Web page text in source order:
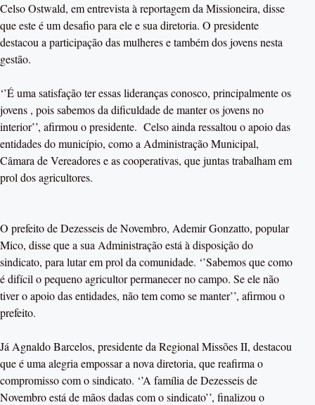
Celso Ostwald, em entrevista à reportagem da Missioneira, disse
que este é um desafio para ele e sua diretoria. O presidente
destacou a participação das mulheres e também dos jovens nesta
gestão.
‘’É uma satisfação ter essas lideranças conosco, principalmente os
jovens , pois sabemos da dificuldade de manter os jovens no
interior’’, afirmou o presidente. Celso ainda ressaltou o apoio das
entidades do município, como a Administração Municipal,
Câmara de Vereadores e as cooperativas, que juntas trabalham em
prol dos agricultores.
O prefeito de Dezesseis de Novembro, Ademir Gonzatto, popular
Mico, disse que a sua Administração está à disposição do
sindicato, para lutar em prol da comunidade. ‘’Sabemos que como
é difícil o pequeno agricultor permanecer no campo. Se ele não
tiver o apoio das entidades, não tem como se manter’’, afirmou o
prefeito.
Já Agnaldo Barcelos, presidente da Regional Missões II, destacou
que é uma alegria empossar a nova diretoria, que reafirma o
compromisso com o sindicato. ‘’A família de Dezesseis de
Novembro está de mãos dadas com o sindicato’’, finalizou o